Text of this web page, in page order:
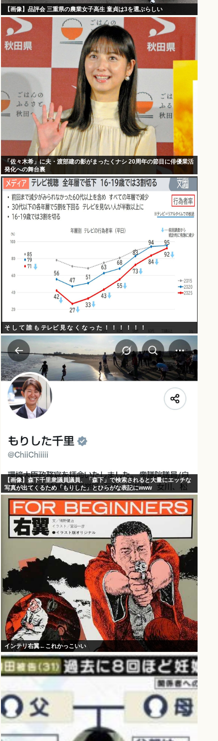
【画像】品評会 三重県の農業女子高生 童貞は3を選ぶらしい
「佐々木希」に夫・渡部建の影がまったくナシ 20周年の節目に俳優業活
発化への舞台裏
そ し て 誰 も テレビ 見 な く な っ た ！ ！ ！ ！ ！ ！
【画像】森下千里衆議員議員、「森下」で検索されると大量にエッチな
写真が出てくるため「もりした」とひらがな表記にwww
インテリ右翼←これかっこいい